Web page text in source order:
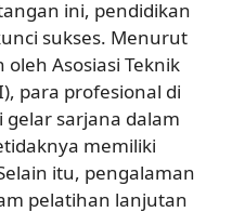
ini, pendidikan
sukses. Menurut
Asosiasi Teknik
para profesional di
sarjana dalam
memiliki
itu, pengalaman
pelatihan lanjutan